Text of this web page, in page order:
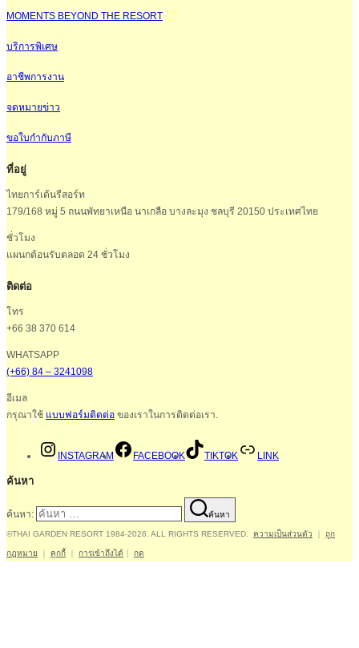
MOMENTS BEYOND THE RESORT
บริการพิเศษ
อาชีพการงาน
จดหมายข่าว
ขอใบกำกับภาษี
ที่อยู่
ไทยการ์เด้นรีสอร์ท
179/168 หมู่ 5 ถนนพัทยาเหนือ นาเกลือ บางละมุง ชลบุรี 20150 ประเทศไทย
ชั่วโมง
แผนกต้อนรับตลอด 24 ชั่วโมง
ติดต่อ
โทร
+66 38 370 614
WHATSAPP
(+66) 84 – 3241098
อีเมล
กรุณาใช้ แบบฟอร์มติดต่อ ของเราในการติดต่อเรา.
INSTAGRAM FACEBOOK TIKTOK LINK
ค้นหา
ค้นหา: ค้นหา
©THAI GARDEN RESORT 1984-2026. ALL RIGHTS RESERVED. ความเป็นส่วนตัว ถูก
กฎหมาย คุกกี้ การเข้าถึงได้ กด